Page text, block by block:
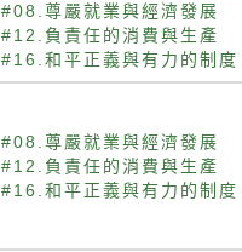
#08.尊嚴就業與經濟發展
#12.負責任的消費與生產
#16.和平正義與有力的制度
#08.尊嚴就業與經濟發展
#12.負責任的消費與生產
#16.和平正義與有力的制度